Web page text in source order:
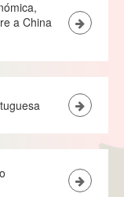
a China